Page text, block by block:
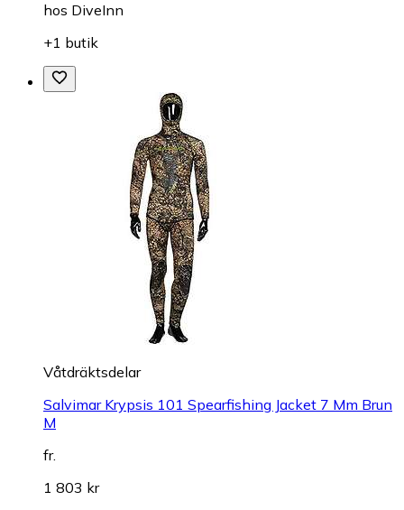
hos DiveInn
+1 butik
Våtdräktsdelar
Salvimar Krypsis 101 Spearfishing Jacket 7 Mm Brun
M
fr.
1 803 kr